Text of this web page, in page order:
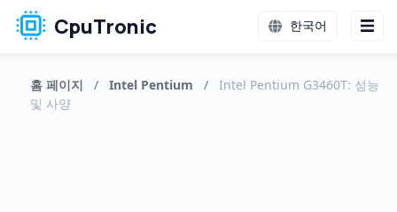
CpuTronic 한국어
홈 페이지 / Intel Pentium /
Intel Pentium G3460T: 성능
및 사양